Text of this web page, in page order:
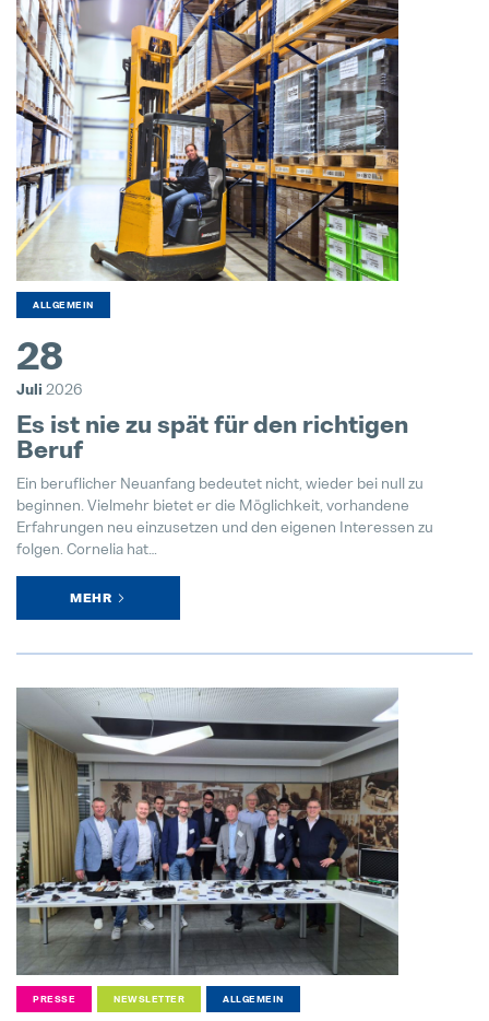
Matthias Haider ist neuer CFO
24. Juli 2025
ALLGEMEIN
28
Juli 2026
Es ist nie zu spät für den richtigen
Beruf
Ein beruflicher Neuanfang bedeutet nicht, wieder bei null zu
beginnen. Vielmehr bietet er die Möglichkeit, vorhandene
Erfahrungen neu einzusetzen und den eigenen Interessen zu
folgen. Cornelia hat…
MEHR
PRESSE NEWSLETTER ALLGEMEIN